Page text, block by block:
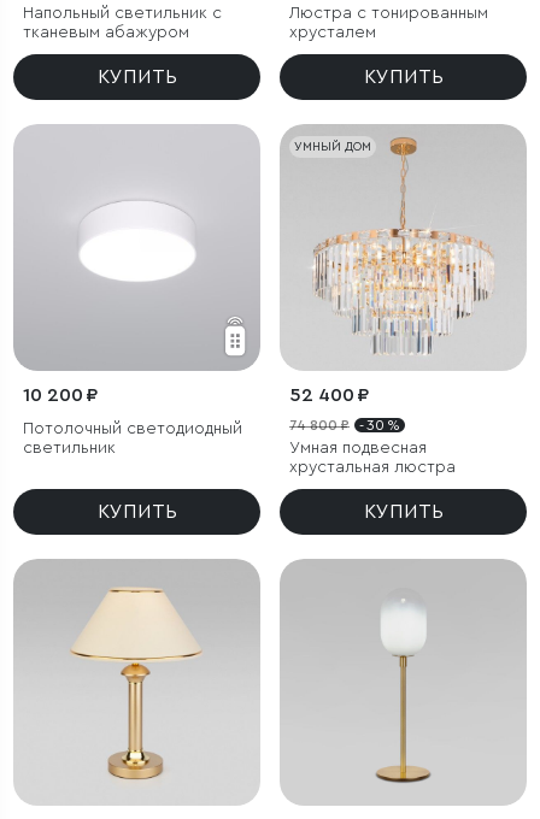
Напольный светильник с
тканевым абажуром
КУПИТЬ
Люстра с тонированным
хрусталем
КУПИТЬ
10 200 ₽
Потолочный светодиодный
светильник
КУПИТЬ
УМНЫЙ ДОМ
52 400 ₽
74 800 ₽ - 30 %
Умная подвесная
хрустальная люстра
КУПИТЬ